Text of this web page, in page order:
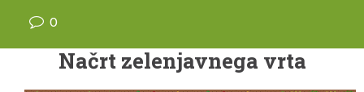
0
Načrt zelenjavnega vrta